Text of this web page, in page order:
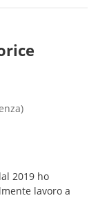
2019 ho
lavoro a